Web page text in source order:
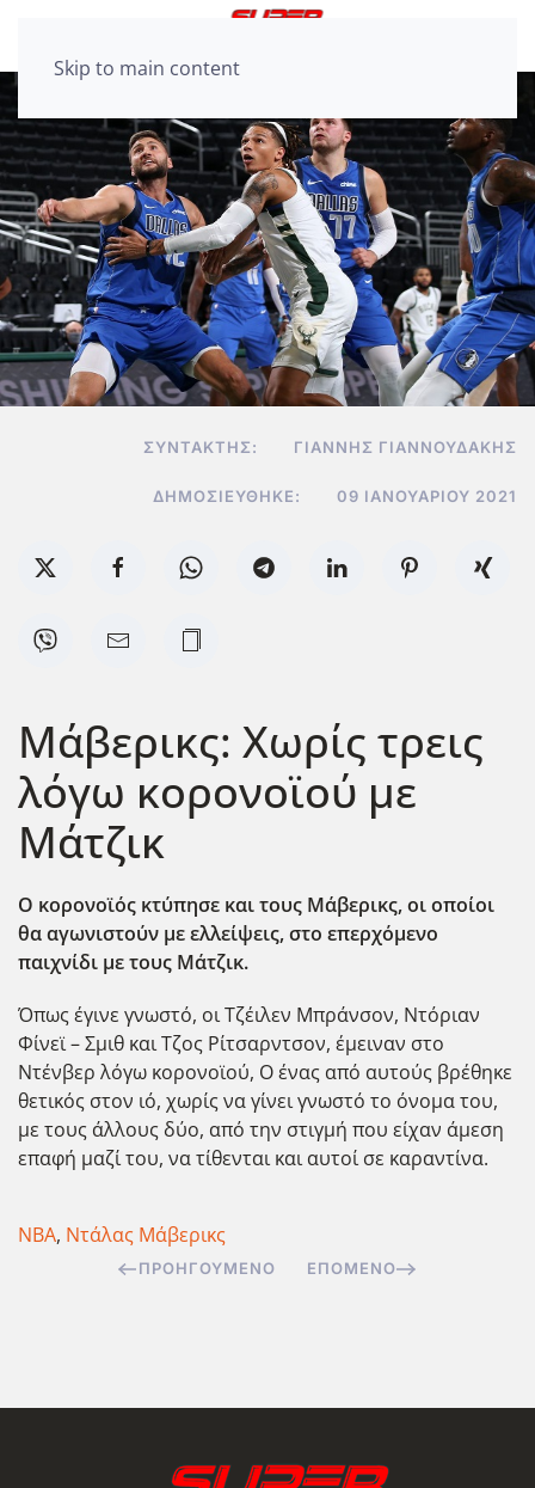
Skip to main content
ΣΥΝΤΆΚΤΗΣ: ΓΙΆΝΝΗΣ ΓΙΑΝΝΟΥΔΆΚΗΣ
ΔΗΜΟΣΙΕΎΘΗΚΕ: 09 ΙΑΝΟΥΑΡΊΟΥ 2021
Μάβερικς: Χωρίς τρεις
λόγω κορονοϊού με
Μάτζικ
Ο κορονοϊός κτύπησε και τους Μάβερικς, οι οποίοι
θα αγωνιστούν με ελλείψεις, στο επερχόμενο
παιχνίδι με τους Μάτζικ.
Όπως έγινε γνωστό, οι Τζέιλεν Μπράνσον, Ντόριαν
Φίνεϊ – Σμιθ και Τζος Ρίτσαρντσον, έμειναν στο
Ντένβερ λόγω κορονοϊού, Ο ένας από αυτούς βρέθηκε
θετικός στον ιό, χωρίς να γίνει γνωστό το όνομα του,
με τους άλλους δύο, από την στιγμή που είχαν άμεση
επαφή μαζί του, να τίθενται και αυτοί σε καραντίνα.
ΝΒΑ, Ντάλας Μάβερικς
ΠΡΟΗΓΟΎΜΕΝΟ ΕΠΌΜΕΝΟ